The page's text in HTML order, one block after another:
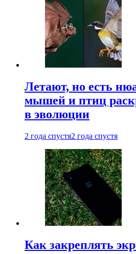
Летают, но есть
мышей и птиц
в эволюции
2 года спустя2 года спустя
Как закреплять